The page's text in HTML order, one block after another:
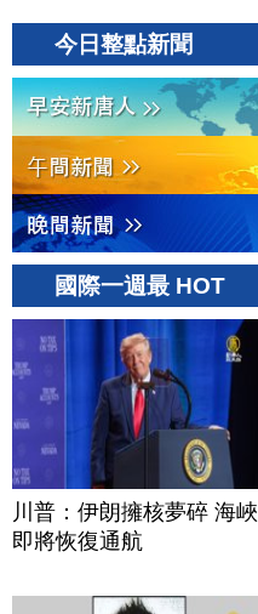
今日整點新聞
國際一週最 HOT
川普：伊朗擁核夢碎 海峽
即將恢復通航